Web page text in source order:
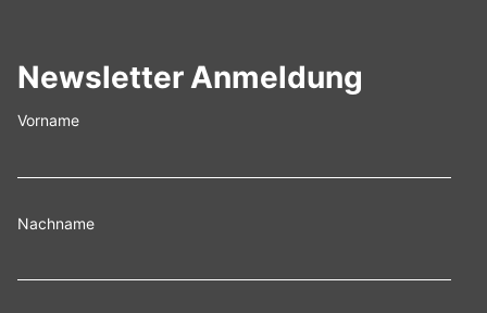
Newsletter Anmeldung
Vorname
Nachname